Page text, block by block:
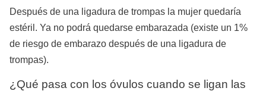
Después de una ligadura de trompas la mujer quedaría
estéril. Ya no podrá quedarse embarazada (existe un 1%
de riesgo de embarazo después de una ligadura de
trompas).
¿Qué pasa con los óvulos cuando se ligan las